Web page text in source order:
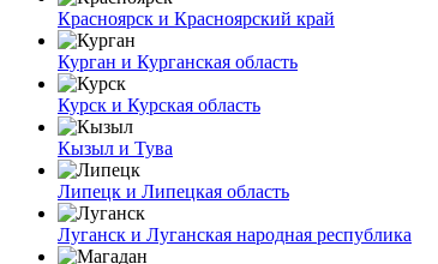
Красноярск и Красноярский край
Курган и Курганская область
Курск и Курская область
Кызыл и Тува
Липецк и Липецкая область
Луганск и Луганская народная республика